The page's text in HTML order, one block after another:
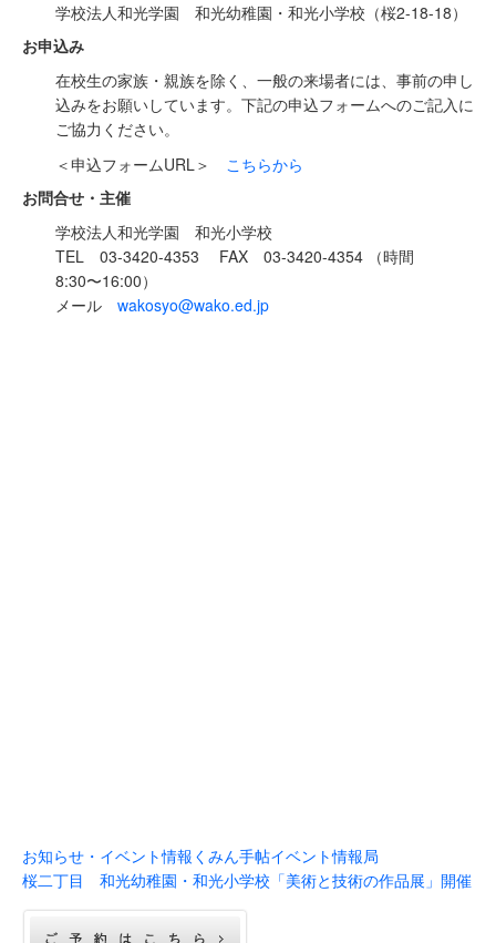
学校法人和光学園 和光幼稚園・和光小学校（桜2-18-18）
お申込み
在校生の家族・親族を除く、一般の来場者には、事前の申し
込みをお願いしています。下記の申込フォームへのご記入に
ご協力ください。
＜申込フォームURL＞ こちらから
お問合せ・主催
学校法人和光学園 和光小学校
TEL 03-3420-4353 FAX 03-3420-4354 （時間
8:30〜16:00）
メール wakosyo@wako.ed.jp
お知らせ・イベント情報 くみん手帖イベント情報局
桜二丁目 和光幼稚園・和光小学校「美術と技術の作品展」開催